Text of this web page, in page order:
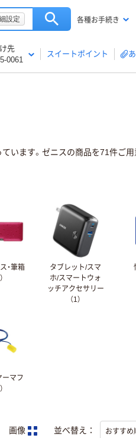
設定 各種お手続き
先
0061
スイートポイント
います。ゼニスの商品を71件ご用
・筆箱
タブレット/スマ
ホ/スマートウォ
ッチアクセサリー
（1）
ーマフ
画像 並べ替え：